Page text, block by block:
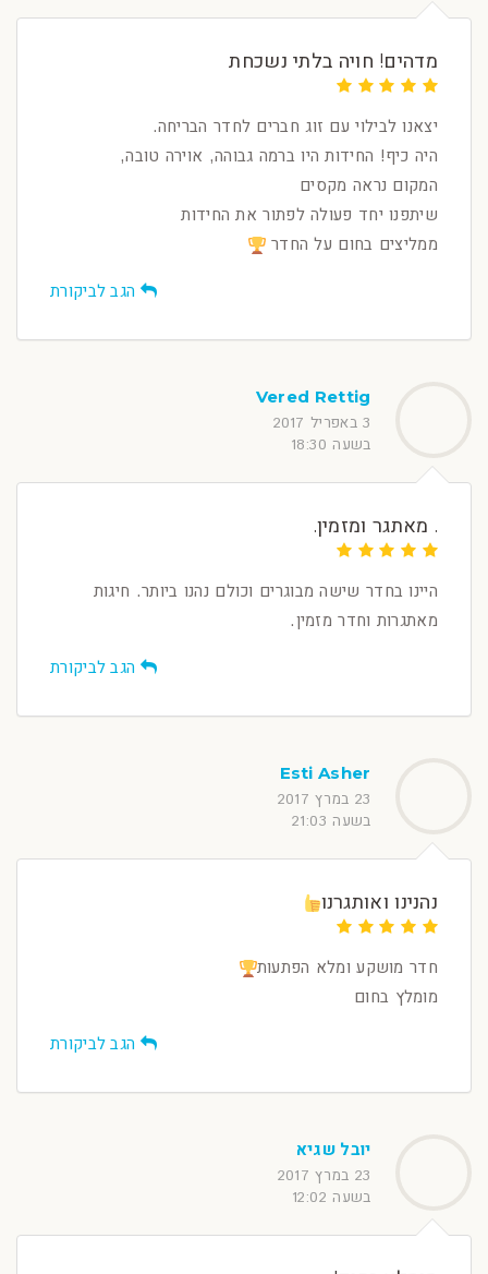
מדהים! חויה בלתי נשכחת
יצאנו לבילוי עם זוג חברים לחדר הבריחה.
היה כיף! החידות היו ברמה גבוהה, אוירה טובה,
המקום נראה מקסים
שיתפנו יחד פעולה לפתור את החידות
ממליצים בחום על החדר
הגב לביקורת
Vered Rettig
3 באפריל 2017
בשעה 18:30
. מאתגר ומזמין.
היינו בחדר שישה מבוגרים וכולם נהנו ביותר. חיגות
מאתגרות וחדר מזמין.
הגב לביקורת
Esti Asher
23 במרץ 2017
בשעה 21:03
נהנינו ואותגרנו
חדר מושקע ומלא הפתעות
מומלץ בחום
הגב לביקורת
יובל שגיא
23 במרץ 2017
בשעה 12:02